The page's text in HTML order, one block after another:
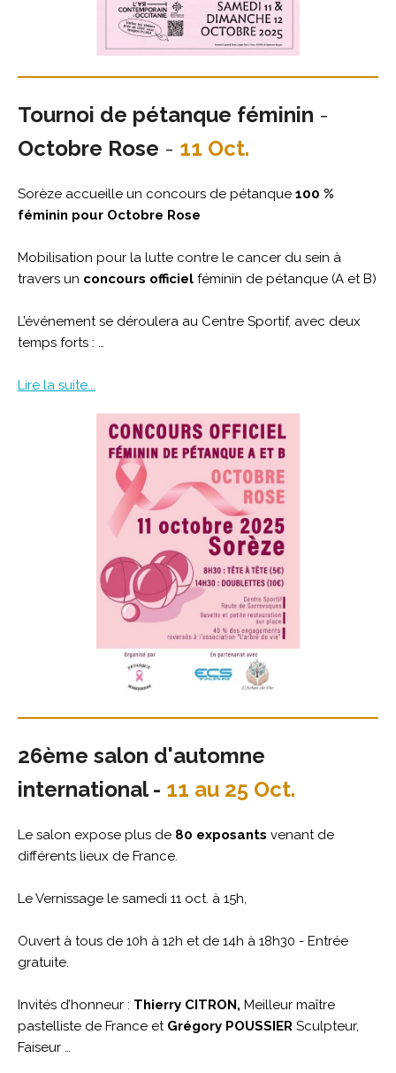
Tournoi de pétanque féminin -
Octobre Rose - 11 Oct.
Sorèze accueille un concours de pétanque 100 %
féminin pour Octobre Rose
Mobilisation pour la lutte contre le cancer du sein à
travers un concours officiel féminin de pétanque (A et B)
L’événement se déroulera au Centre Sportif, avec deux
temps forts : …
Lire la suite...
26ème salon d'automne
international - 11 au 25 Oct.
Le salon expose plus de 80 exposants venant de
différents lieux de France.
Le Vernissage le samedi 11 oct. à 15h,
Ouvert à tous de 10h à 12h et de 14h à 18h30 - Entrée
gratuite.
Invités d’honneur : Thierry CITRON, Meilleur maître
pastelliste de France et Grégory POUSSIER Sculpteur,
Faiseur …